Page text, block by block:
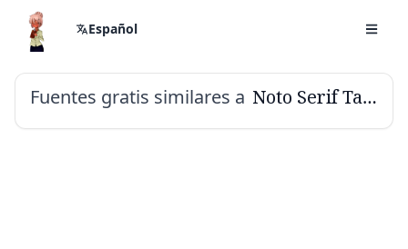
Español
Fuentes gratis similares a Noto Serif Tangut